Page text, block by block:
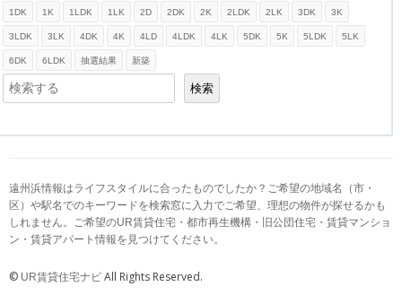
1DK 1K 1LDK 1LK 2D 2DK 2K 2LDK 2LK 3DK 3K
3LDK 3LK 4DK 4K 4LD 4LDK 4LK 5DK 5K 5LDK 5LK
6DK 6LDK 抽選結果 新築
検索
検索
遠州浜情報はライフスタイルに合ったものでしたか？ご希望の地域名（市・
区）や駅名でのキーワードを検索窓に入力でご希望、理想の物件が探せるかも
しれません。ご希望のUR賃貸住宅・都市再生機構・旧公団住宅・賃貸マンショ
ン・賃貸アパート情報を見つけてください。
© UR賃貸住宅ナビ All Rights Reserved.